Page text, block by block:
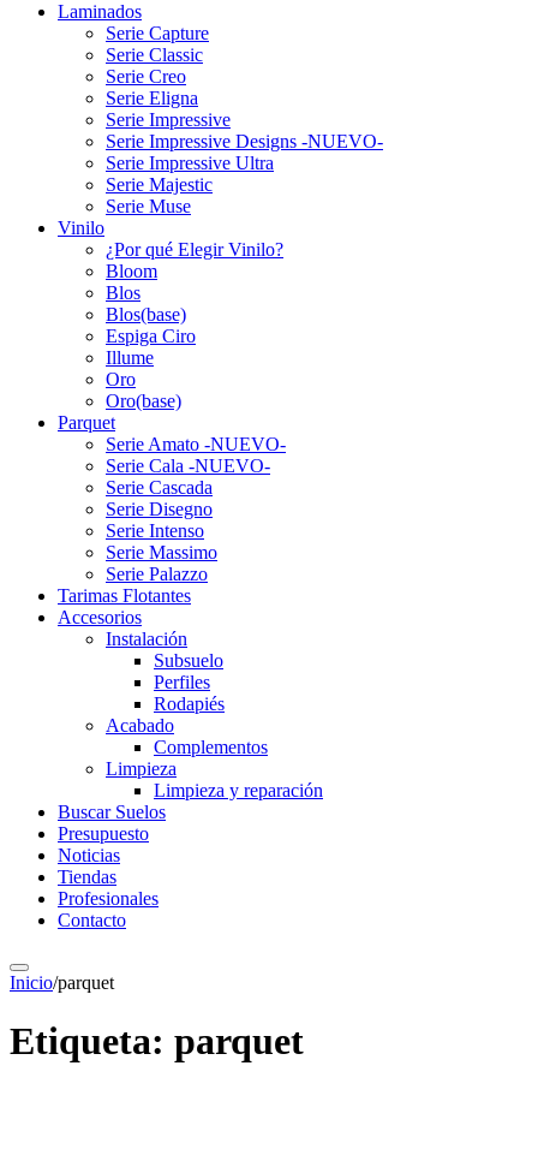
Laminados
Serie Capture
Serie Classic
Serie Creo
Serie Eligna
Serie Impressive
Serie Impressive Designs -NUEVO-
Serie Impressive Ultra
Serie Majestic
Serie Muse
Vinilo
¿Por qué Elegir Vinilo?
Bloom
Blos
Blos(base)
Espiga Ciro
Illume
Oro
Oro(base)
Parquet
Serie Amato -NUEVO-
Serie Cala -NUEVO-
Serie Cascada
Serie Disegno
Serie Intenso
Serie Massimo
Serie Palazzo
Tarimas Flotantes
Accesorios
Instalación
Subsuelo
Perfiles
Rodapiés
Acabado
Complementos
Limpieza
Limpieza y reparación
Buscar Suelos
Presupuesto
Noticias
Tiendas
Profesionales
Contacto
Inicio/parquet
Etiqueta: parquet